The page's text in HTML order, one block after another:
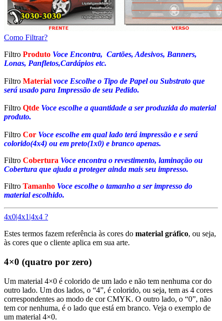
Como Filtrar?
Filtro Produto Voce Encontra, Cartões, Adesivos, Banners,
Lonas, Panfletos,Cardápios etc.
Filtro Material voce Escolhe o Tipo de Papel ou Substrato que
será usado para Impressão de seu Pedido.
Filtro Qtde Voce escolhe a quantidade a ser produzida do material
produto.
Filtro Cor Voce escolhe em qual lado terá impressão e e será
colorido(4x4) ou em preto(1x0) e branco apenas.
Filtro Cobertura Voce encontra o revestimento, laminação ou
Cobertura que ajuda a proteger ainda mais seu impresso.
Filtro Tamanho Voce escolhe o tamanho a ser impresso do
material escolhido.
4x0|4x1|4x4 ?
Estes termos fazem referência às cores do material gráfico, ou seja,
às cores que o cliente aplica em sua arte.
4×0 (quatro por zero)
Um material 4×0 é colorido de um lado e não tem nenhuma cor do
outro lado. Um dos lados, o “4”, é colorido, ou seja, tem as 4 cores
correspondentes ao modo de cor CMYK. O outro lado, o “0”, não
tem cor nenhuma, é o lado que está em branco. Veja o exemplo de
um material 4×0.